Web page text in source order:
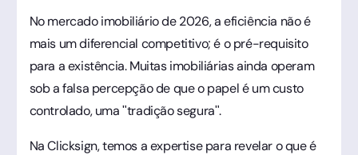
No mercado imobiliário de 2026, a eficiência não é
mais um diferencial competitivo; é o pré-requisito
para a existência. Muitas imobiliárias ainda operam
sob a falsa percepção de que o papel é um custo
controlado, uma "tradição segura".
Na Clicksign, temos a expertise para revelar o que é